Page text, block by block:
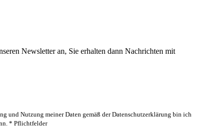
Newsletter an, Sie erhalten dann Nachrichten mit
und Nutzung meiner Daten gemäß der Datenschutzerklärung bin ich
* Pflichtfelder